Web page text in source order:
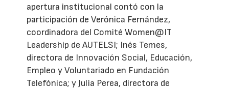
apertura institucional contó con la
participación de Verónica Fernández,
coordinadora del Comité Women@IT
Leadership de AUTELSI; Inés Temes,
directora de Innovación Social, Educación,
Empleo y Voluntariado en Fundación
Telefónica; y Julia Perea, directora de